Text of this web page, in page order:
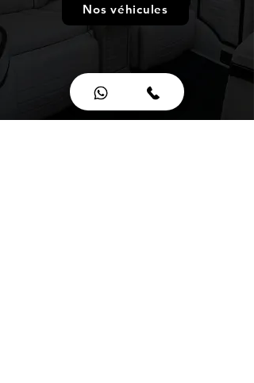
Nos véhicules